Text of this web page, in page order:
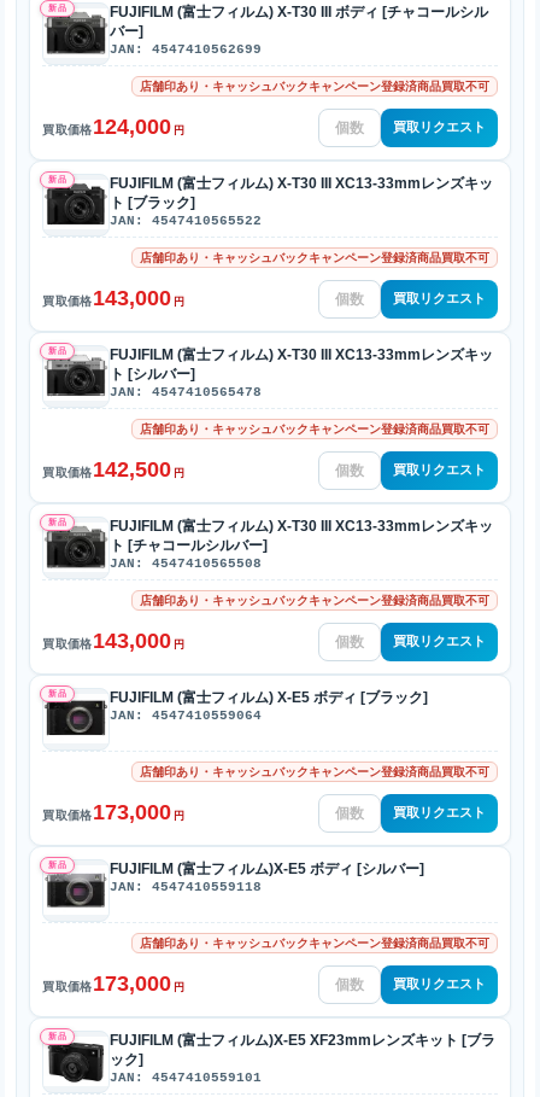
新品
FUJIFILM (富士フィルム) X-T30 III ボディ [チャコールシル
バー]
JAN: 4547410562699
店舗印あり・キャッシュバックキャンペーン登録済商品買取不可
買取価格124,000 円 買取リクエスト
新品
FUJIFILM (富士フィルム) X-T30 III XC13-33mmレンズキッ
ト [ブラック]
JAN: 4547410565522
店舗印あり・キャッシュバックキャンペーン登録済商品買取不可
買取価格143,000 円 買取リクエスト
新品
FUJIFILM (富士フィルム) X-T30 III XC13-33mmレンズキッ
ト [シルバー]
JAN: 4547410565478
店舗印あり・キャッシュバックキャンペーン登録済商品買取不可
買取価格142,500 円 買取リクエスト
新品
FUJIFILM (富士フィルム) X-T30 III XC13-33mmレンズキッ
ト [チャコールシルバー]
JAN: 4547410565508
店舗印あり・キャッシュバックキャンペーン登録済商品買取不可
買取価格143,000 円 買取リクエスト
新品 FUJIFILM (富士フィルム) X-E5 ボディ [ブラック]
JAN: 4547410559064
店舗印あり・キャッシュバックキャンペーン登録済商品買取不可
買取価格173,000 円 買取リクエスト
新品 FUJIFILM (富士フィルム)X-E5 ボディ [シルバー]
JAN: 4547410559118
店舗印あり・キャッシュバックキャンペーン登録済商品買取不可
買取価格173,000 円 買取リクエスト
新品
FUJIFILM (富士フィルム)X-E5 XF23mmレンズキット [ブラ
ック]
JAN: 4547410559101